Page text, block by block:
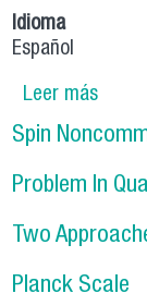
Idioma
Español
Leer mássobre
Spin
Problem In
Two
Planck Scale